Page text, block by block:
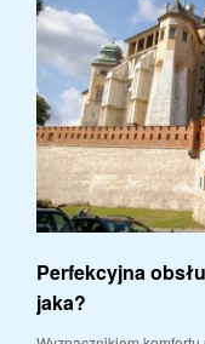
Perfekcyjna
jaka?